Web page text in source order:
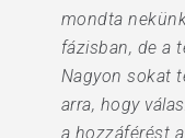
mondta
fázisban, de a
Nagyon sokat
arra, hogy
a hozzáférést